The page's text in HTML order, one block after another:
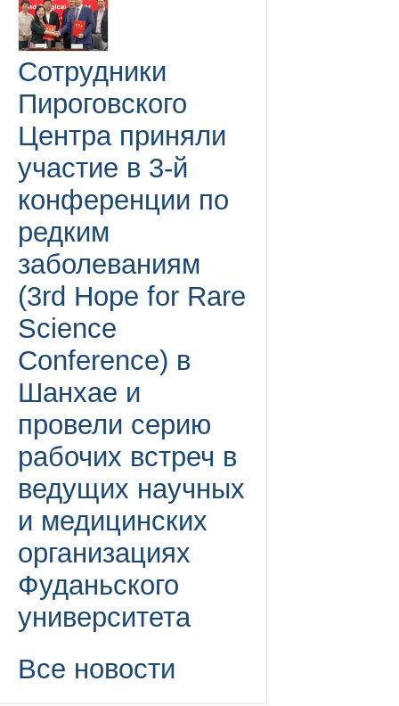
Сотрудники
Пироговского
Центра приняли
участие в 3-й
конференции по
редким
заболеваниям
(3rd Hope for Rare
Science
Conference) в
Шанхае и
провели серию
рабочих встреч в
ведущих научных
и медицинских
организациях
Фуданьского
университета
Все новости